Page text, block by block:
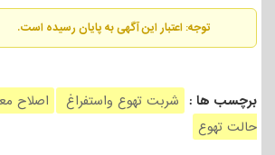
توجه: اعتبار این آگهی به پایان رسیده است.
برچسب ها : شربت تهوع واستفراغ اصلاح
حالت تهوع